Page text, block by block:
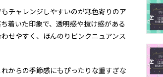
チャレンジしやすいのが寒色寄りのア
着いた印象で、透明感や抜け感がある
せやすく、ほんのりピンクニュアンス
からの季節感にもぴったりな重すぎな